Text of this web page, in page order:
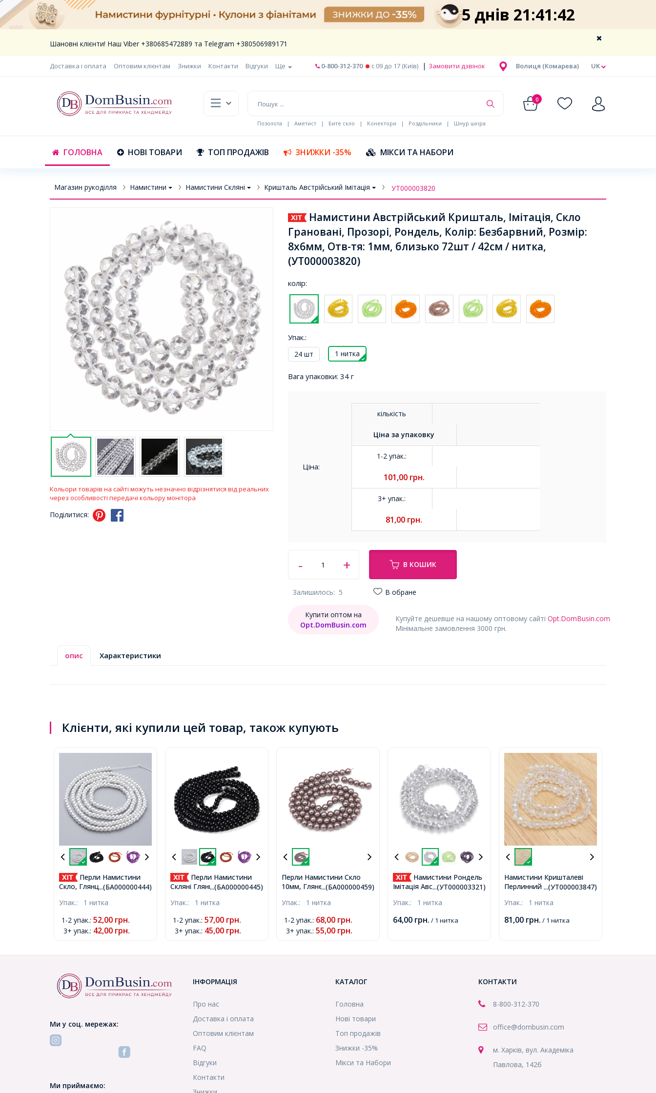
5 днів 21:41:41
Шановні клієнти! Наш Viber +380685472889 та Telegram +380506989171
Доставка і оплата Оптовим клієнтам Знижки Контакти Відгуки Ще UK
Волиця (Комарева)
0-800-312-370 c 09 до 17 (Київ) | Замовити дзвінок
0
Позолота | Аметист | Бите скло | Конектори | Роздільники | Шнур шкіра
ГОЛОВНА НОВІ ТОВАРИ ТОП ПРОДАЖІВ ЗНИЖКИ -35% МІКСИ ТА НАБОРИ
Магазин рукоділля Намистини Намистини Скляні Кришталь Австрійський Імітація УТ000003820
Кольори товарів на сайті можуть незначно відрізнятися від реальних
через особливості передачі кольору монітора
Поділитися:
Намистини Австрійський Кришталь, Імітація, Скло
Грановані, Прозорі, Рондель, Колір: Безбарвний, Розмір:
8х6мм, Отв-тя: 1мм, близько 72шт / 42см / нитка,
(УТ000003820)
колір:
Упак.:
24 шт 1 нитка
Вага упаковки: 34 г
Ціна:
кількість
Ціна заупаковку
1-2 упак.:
101,00 грн.
3+ упак.:
81,00 грн.
В КОШИК
Залишилось: 5 В обране
Купуйте дешевше на нашому оптовому сайті Opt.DomBusin.com
Мінімальне замовлення 3000 грн.
Купити оптом на
Opt.DomBusin.com
опис Характеристики
Клієнти, які купили цей товар, також купують
...(БА000000444)
Перли Намистини
Скло, Глянцеві, Круглі,
близько 185шт/75см/
Упак.: 1 нитка
1-2 упак.: 52,00 грн.
3+ упак.: 42,00 грн.
...(БА000000445)
Перли Намистини
Скляні Глянцеві, Круглі,
близько 185шт/75см/
Упак.: 1 нитка
1-2 упак.: 57,00 грн.
3+ упак.: 45,00 грн.
...(БА000000459)
Перли Намистини Скло
10мм, Глянець, Круглі,
Діаметр: 10мм, Отвір 1мм,
нитка, (БА000000459)
Упак.: 1 нитка
1-2 упак.: 68,00 грн.
3+ упак.: 55,00 грн.
...(УТ000003321)
Намистини Рондель
Імітація Австрійського
Прозорі, Безбарвні, 6х4мм,
92шт/36см/нитка,
Упак.: 1 нитка
64,00 грн. / 1 нитка
...(УТ000003847)
Намистини Кришталеві
Перлинний Блиск,
Грановані, Рондель, Колір:
Розмір: 8х6мм, Отв-тя:
Упак.: 1 нитка
81,00 грн. / 1 нитка
Ми у соц. мережах:
Ми приймаємо:
ІНФОРМАЦІЯ
Про нас
Доставка і оплата
Оптовим клієнтам
FAQ
Відгуки
Контакти
КАТАЛОГ
Головна
Нові товари
Топ продажів
Знижки -35%
Мікси та Набори
КОНТАКТИ
8-800-312-370
office@dombusin.com
м. Харків, вул. Академіка
Павлова, 142б